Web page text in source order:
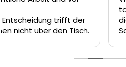
tollen Service! Vom
die Videountersuchung am
Sanierung unseres
Technik am Tag darauf hätte
hat eine hervorragende